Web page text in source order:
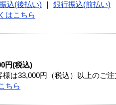
込(後払い) 銀行振込(前払い)
はこちら
円(税込)
は33,000円（税込）以上のご注
ちら